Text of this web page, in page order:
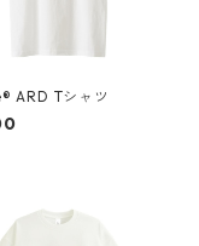
ARD Tシャツ